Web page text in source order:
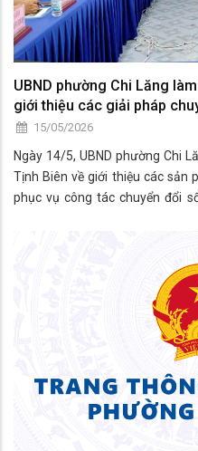
UBND phường Chi Lăng
giới thiệu các giải pháp
15/05/2026
Ngày 14/5, UBND phường Chi
Tịnh Biên về giới thiệu các sản
phục vụ công tác chuyển đổi